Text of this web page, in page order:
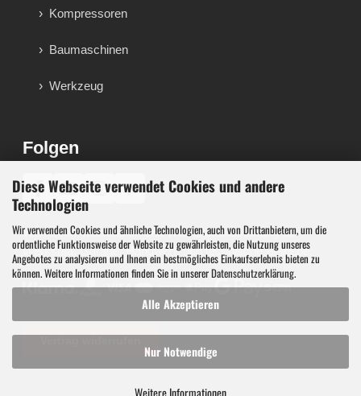
Diese Webseite verwendet Cookies und andere
Technologien
Wir verwenden Cookies und ähnliche Technologien, auch von Drittanbietern, um die
ordentliche Funktionsweise der Website zu gewährleisten, die Nutzung unseres
Angebotes zu analysieren und Ihnen ein bestmögliches Einkaufserlebnis bieten zu
können. Weitere Informationen finden Sie in unsererDatenschutzerklärung.
Alle Akzeptieren
Nur Notwendige
Weitere Informationen
Kompressoren
Baumaschinen
Werkzeug
Folgen
♪
Werkzeug, Maschinen und Werkstattausstattung für
Werkstatt, Garage, Handwerk und technische Betriebe.